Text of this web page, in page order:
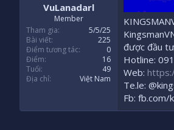
VuLanadarl
Member
Tham gia
5/5/25
Bài viết
225
Điểm tương tác
0
Điểm
16
Tuổi
49
Địa chỉ
Việt Nam
được đầu
Hotline:
Web:
Te.le:
Fb: fb.com/